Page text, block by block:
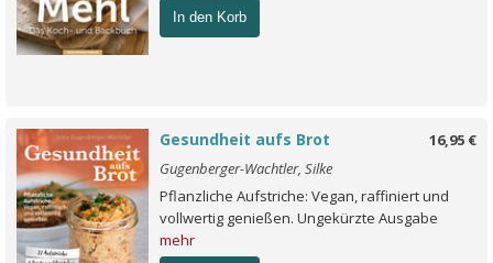
In den Korb
16,95 €
Gesundheit aufs Brot
Gugenberger-Wachtler, Silke
Pflanzliche Aufstriche: Vegan, raffiniert und
vollwertig genießen. Ungekürzte Ausgabe
mehr